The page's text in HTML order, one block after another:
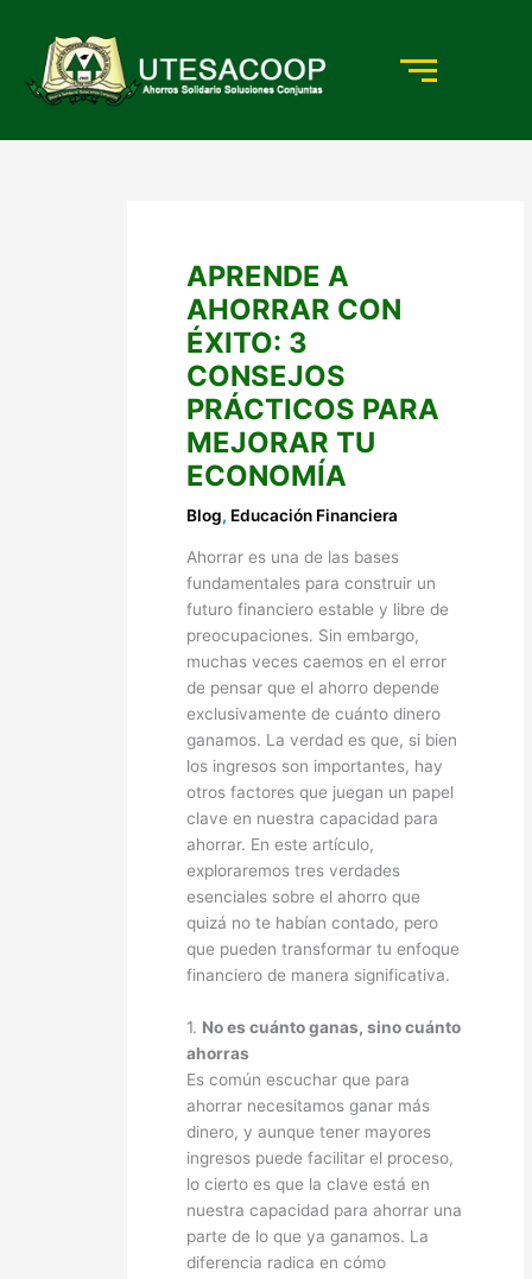
contenido
APRENDE A
AHORRAR CON
ÉXITO: 3
CONSEJOS
PRÁCTICOS PARA
MEJORAR TU
ECONOMÍA
Blog, Educación Financiera
Ahorrar es una de las bases
fundamentales para construir un
futuro financiero estable y libre de
preocupaciones. Sin embargo,
muchas veces caemos en el error
de pensar que el ahorro depende
exclusivamente de cuánto dinero
ganamos. La verdad es que, si bien
los ingresos son importantes, hay
otros factores que juegan un papel
clave en nuestra capacidad para
ahorrar. En este artículo,
exploraremos tres verdades
esenciales sobre el ahorro que
quizá no te habían contado, pero
que pueden transformar tu enfoque
financiero de manera significativa.
1. No es cuánto ganas, sino cuánto
ahorras
Es común escuchar que para
ahorrar necesitamos ganar más
dinero, y aunque tener mayores
ingresos puede facilitar el proceso,
lo cierto es que la clave está en
nuestra capacidad para ahorrar una
parte de lo que ya ganamos. La
diferencia radica en cómo